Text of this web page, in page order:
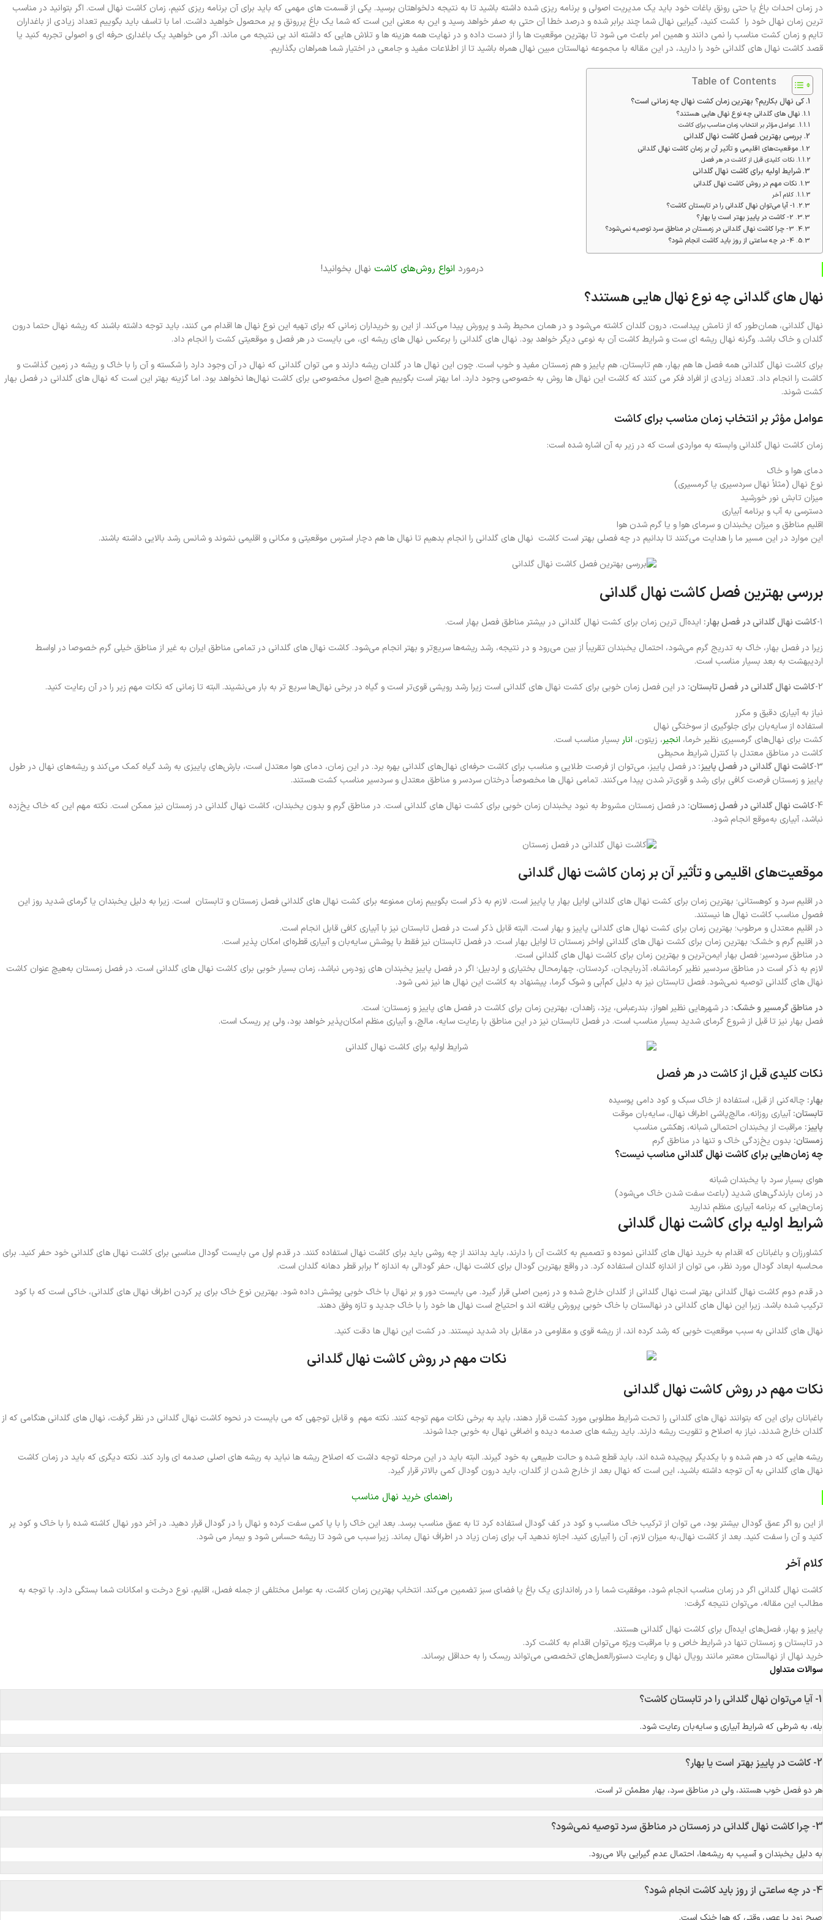
در زمان احداث باغ یا حتی رونق باغات خود باید یک مدیریت اصولی و برنامه ریزی شده داشته باشید تا به نتیجه دلخواهتان برسید. یکی از قسمت های مهمی که باید برای آن برنامه ریزی کنیم، زمان کاشت نهال است. اگر بتوانید در مناسب
ترین زمان نهال خود را کشت کنید، گیرایی نهال شما چند برابر شده و درصد خطا آن حتی به صفر خواهد رسید و این به معنی این است که شما یک باغ پررونق و پر محصول خواهید داشت. اما با تاسف باید بگوییم تعداد زیادی از باغداران
تایم و زمان کشت مناسب را نمی دانند و همین امر باعث می شود تا بهترین موقعیت ها را از دست داده و در نهایت همه هزینه ها و تلاش هایی که داشته اند بی نتیجه می ماند. اگر می خواهید یک باغداری حرفه ای و اصولی تجربه کنید یا
قصد کاشت نهال های گلدانی خود را دارید، در این مقاله با مجموعه نهالستان مبین نهال همراه باشید تا از اطلاعات مفید و جامعی در اختیار شما همراهان بگذاریم.
Table of Contents
کی نهال بکاریم؟ بهترین زمان کشت نهال چه زمانی است؟
نهال های گلدانی چه نوع نهال هایی هستند؟
عوامل مؤثر بر انتخاب زمان مناسب برای کاشت
بررسی بهترین فصل کاشت نهال گلدانی
موقعیت‌های اقلیمی و تأثیر آن بر زمان کاشت نهال گلدانی
نکات کلیدی قبل از کاشت در هر فصل
شرایط اولیه برای کاشت نهال گلدانی
نکات مهم در روش کاشت نهال گلدانی
کلام آخر
1- آیا می‌توان نهال گلدانی را در تابستان کاشت؟
2- کاشت در پاییز بهتر است یا بهار؟
3- چرا کاشت نهال گلدانی در زمستان در مناطق سرد توصیه نمی‌شود؟
4- در چه ساعتی از روز باید کاشت انجام شود؟
درمورد انواع روش‌های کاشت نهال بخوانید!
نهال های گلدانی چه نوع نهال هایی هستند؟
نهال گلدانی، همان‌طور که از نامش پیداست، درون گلدان کاشته می‌شود و در همان محیط رشد و پرورش پیدا می‌کند. از این رو خریداران زمانی که برای تهیه این نوع نهال ها اقدام می کنند، باید توجه داشته باشند که ریشه نهال حتما درون
گلدان و خاک باشد. وگرنه نهال ریشه ای ست و شرایط کاشت آن به نوعی دیگر خواهد بود. نهال های گلدانی را برعکس نهال های ریشه ای، می بایست در هر فصل و موقعیتی کشت را انجام داد.
برای کاشت نهال گلدانی همه فصل ها هم بهار، هم تابستان، هم پاییز و هم زمستان مفید و خوب است. چون این نهال ها در گلدان ریشه دارند و می توان گلدانی که نهال در آن وجود دارد را شکسته و آن را با خاک و ریشه در زمین گذاشت و
کاشت را انجام داد. تعداد زیادی از افراد فکر می کنند که کاشت این نهال ها روش به خصوصی وجود دارد. اما بهتر است بگوییم هیچ اصول مخصوصی برای کاشت نهال‌ها نخواهد بود. اما گزینه بهتر این است که نهال های گلدانی در فصل بهار
کشت شوند.
عوامل مؤثر بر انتخاب زمان مناسب برای کاشت
زمان کاشت نهال گلدانی وابسته به مواردی است که در زیر به آن اشاره شده است:
دمای هوا و خاک
نوع نهال (مثلاً نهال سردسیری یا گرمسیری)
میزان تابش نور خورشید
دسترسی به آب و برنامه آبیاری
اقلیم مناطق و میزان یخبندان و سرمای هوا و یا گرم شدن هوا
این موارد در این مسیر ما را هدایت می‌کنند تا بدانیم در چه فصلی بهتر است کاشت نهال های گلدانی را انجام بدهیم تا نهال ها هم دچار استرس موقعیتی و مکانی و اقلیمی نشوند و شانس رشد بالایی داشته باشند.
بررسی بهترین فصل کاشت نهال گلدانی
1- کاشت نهال گلدانی در فصل بهار: ایده‌آل ترین زمان برای کشت نهال گلدانی در بیشتر مناطق فصل بهار است.
زیرا در فصل بهار، خاک به تدریج گرم می‌شود، احتمال یخبندان تقریباً از بین می‌رود و در نتیجه، رشد ریشه‌ها سریع‌تر و بهتر انجام می‌شود. کاشت نهال های گلدانی در تمامی مناطق ایران به غیر از مناطق خیلی گرم خصوصا در اواسط
اردیبهشت به بعد بسیار مناسب است.
2- کاشت نهال گلدانی در فصل تابستان: در این فصل زمان خوبی برای کشت نهال های گلدانی است زیرا رشد رویشی قوی‌تر است و گیاه در برخی نهال‌ها سریع تر به بار می‌نشیند. البته تا زمانی که نکات مهم زیر را در آن رعایت کنید.
نیاز به آبیاری دقیق و مکرر
استفاده از سایه‌بان برای جلوگیری از سوختگی نهال
کشت برای نهال‌های گرمسیری نظیر خرما، انجیر، زیتون، انار بسیار مناسب است.
کاشت در مناطق معتدل با کنترل شرایط محیطی
3- کاشت نهال گلدانی در فصل پاییز: در فصل پاییز، می‌توان از فرصت طلایی و مناسب برای کاشت حرفه‌ای نهال‌های گلدانی بهره برد. در این زمان، دمای هوا معتدل است، بارش‌های پاییزی به رشد گیاه کمک می‌کند و ریشه‌های نهال در طول
پاییز و زمستان فرصت کافی برای رشد و قوی‌تر شدن پیدا می‌کنند. تمامی نهال ها مخصوصاً درختان سردسر و مناطق معتدل و سردسیر مناسب کشت هستند.
4- کاشت نهال گلدانی در فصل زمستان: در فصل زمستان مشروط به نبود یخبندان زمان خوبی برای کشت نهال های گلدانی است. در مناطق گرم و بدون یخبندان، کاشت نهال گلدانی در زمستان نیز ممکن است. نکته مهم این که خاک یخ‌زده
نباشد، آبیاری به‌موقع انجام شود.
موقعیت‌های اقلیمی و تأثیر آن بر زمان کاشت نهال گلدانی
در اقلیم سرد و کوهستانی؛ بهترین زمان برای کشت نهال های گلدانی اوایل بهار یا پاییز است. لازم به ذکر است بگوییم زمان ممنوعه برای کشت نهال های گلدانی فصل زمستان و تابستان است. زیرا به دلیل یخبندان یا گرمای شدید روز این
فصول مناسب کاشت نهال ها نیستند.
در اقلیم معتدل و مرطوب؛ بهترین زمان برای کشت نهال های گلدانی پاییز و بهار است. البته قابل ذکر است در فصل تابستان نیز با آبیاری کافی قابل انجام است.
در اقلیم گرم و خشک؛ بهترین زمان برای کشت نهال های گلدانی اواخر زمستان تا اوایل بهار است. در فصل تابستان نیز فقط با پوشش سایه‌بان و آبیاری قطره‌ای امکان پذیر است.
در مناطق سردسیر؛ فصل بهار ایمن‌ترین و بهترین زمان برای کاشت نهال های گلدانی است.
لازم به ذکر است در مناطق سردسیر نظیر کرمانشاه، آذربایجان، کردستان، چهارمحال بختیاری و اردبیل؛ اگر در فصل پاییز یخبندان های زودرس نباشد، زمان بسیار خوبی برای کاشت نهال های گلدانی است. در فصل زمستان به‌هیچ‌ عنوان کاشت
نهال های گلدانی توصیه نمی‌شود. فصل تابستان نیز به دلیل کم‌آبی و شوک گرما، پیشنهاد به کاشت این نهال ها نیز نمی شود.
در مناطق گرمسیر و خشک: در شهرهایی نظیر اهواز، بندرعباس، یزد، زاهدان، بهترین زمان برای کاشت در فصل های پاییز و زمستان؛ است.
فصل بهار نیز تا قبل از شروع گرمای شدید بسیار مناسب است. در فصل تابستان نیز در این مناطق با رعایت سایه، مالچ، و آبیاری منظم امکان‌پذیر خواهد بود، ولی پر ریسک است.
نکات کلیدی قبل از کاشت در هر فصل
بهار: چاله‌کنی از قبل، استفاده از خاک سبک و کود دامی پوسیده
تابستان: آبیاری روزانه، مالچ‌پاشی اطراف نهال، سایه‌بان موقت
پاییز: مراقبت از یخبندان احتمالی شبانه، زهکشی مناسب
زمستان: بدون یخ‌زدگی خاک و تنها در مناطق گرم
چه زمان‌هایی برای کاشت نهال گلدانی مناسب نیست؟
هوای بسیار سرد با یخبندان شبانه
در زمان بارندگی‌های شدید (باعث سفت شدن خاک می‌شود)
زمان‌هایی که برنامه آبیاری منظم ندارید
شرایط اولیه برای کاشت نهال گلدانی
کشاورزان و باغبانان که اقدام به خرید نهال های گلدانی نموده و تصمیم به کاشت آن را دارند، باید بدانند از چه روشی باید برای کاشت نهال استفاده کنند. در قدم اول می بایست گودال مناسبی برای کاشت نهال های گلدانی خود حفر کنید. برای
محاسبه ابعاد گودال مورد نظر، می توان از اندازه گلدان استفاده کرد. در واقع بهترین گودال برای کاشت نهال، حفر گودالی به اندازه 2 برابر قطر دهانه گلدان است.
در قدم دوم کاشت نهال گلدانی بهتر است نهال گلدانی از گلدان خارج شده و در زمین اصلی قرار گیرد. می بایست دور و بر نهال با خاک خوبی پوشش داده شود. بهترین نوع خاک برای پر کردن اطراف نهال های گلدانی، خاکی است که با کود
ترکیب شده باشد. زیرا این نهال های گلدانی در نهالستان با خاک خوبی پرورش یافته اند و احتیاج است نهال ها خود را با خاک جدید و تازه وفق دهند.
نهال های گلدانی به سبب موقعیت خوبی که رشد کرده اند، از ریشه قوی و مقاومی در مقابل باد شدید نیستند. در کشت این نهال ها دقت کنید.
نکات مهم در روش کاشت نهال گلدانی
باغبانان برای این که بتوانند نهال های گلدانی را تحت شرایط مطلوبی مورد کشت قرار دهند، باید به برخی نکات مهم توجه کنند. نکته مهم و قابل توجهی که می بایست در نحوه کاشت نهال گلدانی در نظر گرفت، نهال های گلدانی هنگامی که از
گلدان خارج شدند، نیاز به اصلاح و تقویت ریشه دارند. باید ریشه های صدمه دیده و اضافی نهال به خوبی جدا شوند.
ریشه هایی که در هم شده و با یکدیگر پیچیده شده اند، باید قطع شده و حالت طبیعی به خود گیرند. البته باید در این مرحله توجه داشت که اصلاح ریشه ها نباید به ریشه های اصلی صدمه ای وارد کند. نکته دیگری که باید در زمان کاشت
نهال های گلدانی به آن توجه داشته باشید، این است که نهال بعد از خارج شدن از گلدان، باید درون گودال کمی بالاتر قرار گیرد.
راهنمای خرید نهال مناسب
از این رو اگر عمق گودال بیشتر بود، می توان از ترکیب خاک مناسب و کود در کف گودال استفاده کرد تا به عمق مناسب برسد. بعد این خاک را با پا کمی سفت کرده و نهال را در گودال قرار دهید. در آخر دور نهال کاشته شده را با خاک و کود پر
کنید و آن را سفت کنید. بعد از کاشت نهال،به میزان لازم، آن را آبیاری کنید. اجازه ندهید آب برای زمان زیاد در اطراف نهال بماند. زیرا سبب می شود تا ریشه حساس شود و بیمار می شود.
کلام آخر
کاشت نهال گلدانی اگر در زمان مناسب انجام شود، موفقیت شما را در راه‌اندازی یک باغ یا فضای سبز تضمین می‌کند. انتخاب بهترین زمان کاشت، به عوامل مختلفی از جمله فصل، اقلیم، نوع درخت و امکانات شما بستگی دارد. با توجه به
مطالب این مقاله، می‌توان نتیجه گرفت:
پاییز و بهار، فصل‌های ایده‌آل برای کاشت نهال گلدانی هستند.
در تابستان و زمستان تنها در شرایط خاص و با مراقبت ویژه می‌توان اقدام به کاشت کرد.
خرید نهال از نهالستان معتبر مانند رویال نهال و رعایت دستورالعمل‌های تخصصی می‌تواند ریسک را به حداقل برساند.
سوالات متداول
1- آیا می‌توان نهال گلدانی را در تابستان کاشت؟
بله، به شرطی که شرایط آبیاری و سایه‌بان رعایت شود.
2- کاشت در پاییز بهتر است یا بهار؟
هر دو فصل خوب هستند، ولی در مناطق سرد، بهار مطمئن تر است.
3- چرا کاشت نهال گلدانی در زمستان در مناطق سرد توصیه نمی‌شود؟
به دلیل یخبندان و آسیب به ریشه‌ها، احتمال عدم گیرایی بالا می‌رود.
4- در چه ساعتی از روز باید کاشت انجام شود؟